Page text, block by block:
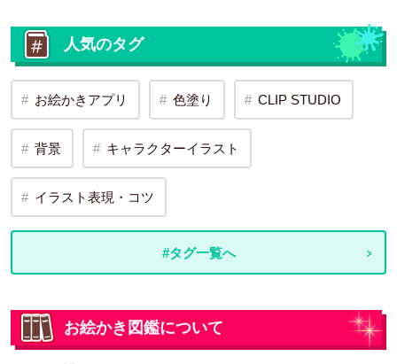
人気のタグ
お絵かきアプリ 色塗り CLIP STUDIO
背景 キャラクターイラスト
イラスト表現・コツ
#タグ一覧へ
お絵かき図鑑について